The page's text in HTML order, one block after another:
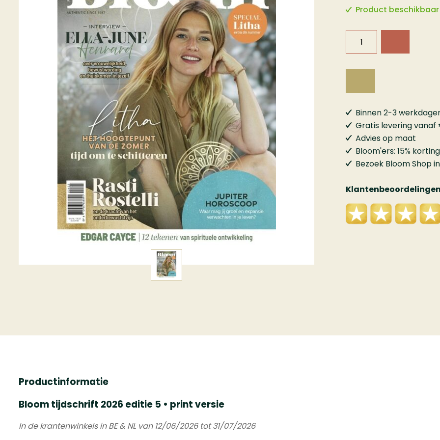
Product beschikbaar
Binnen 2-3
Gratis levering
Advies op maat
Bloom'ers: 15%
Bezoek Bloom Shop
Productinformatie
Bloom tijdschrift 2026 editie 5 • print versie
In de krantenwinkels in BE & NL van 12/06/2026 tot 31/07/2026